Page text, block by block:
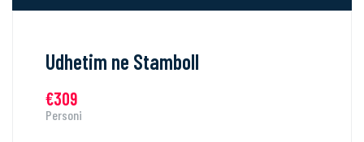
Udhetim ne Stamboll
€309
Personi